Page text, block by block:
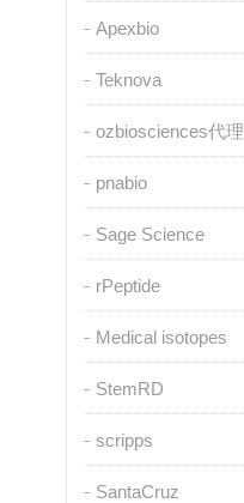
Apexbio
Teknova
ozbiosciences代理
pnabio
Sage Science
rPeptide
Medical isotopes
StemRD
scripps
SantaCruz